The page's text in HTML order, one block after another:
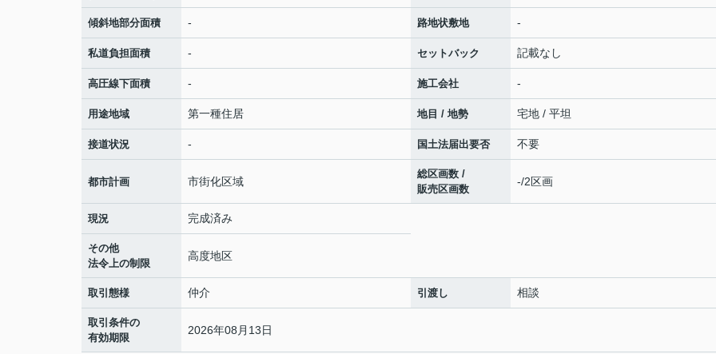
傾斜地部分面積 - 路地状敷地 -
私道負担面積 - セットバック 記載なし
高圧線下面積 - 施工会社 -
用途地域 第一種住居 地目 / 地勢 宅地 / 平坦
接道状況 - 国土法届出要否 不要
都市計画 市街化区域
総区画数 /
販売区画数
-/2区画
現況 完成済み
その他
法令上の制限
高度地区
取引態様 仲介 引渡し 相談
取引条件の
有効期限
2026年08月13日